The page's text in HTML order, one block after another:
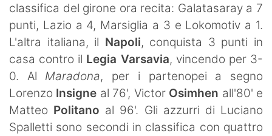
classifica del girone ora recita: Galatasaray a 7
punti, Lazio a 4, Marsiglia a 3 e Lokomotiv a 1.
L'altra italiana, il Napoli, conquista 3 punti in
casa contro il Legia Varsavia, vincendo per 3-
0. Al Maradona, per i partenopei a segno
Lorenzo Insigne al 76', Victor Osimhen all'80' e
Matteo Politano al 96'. Gli azzurri di Luciano
Spalletti sono secondi in classifica con quattro